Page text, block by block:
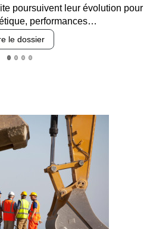
Entre circulation, sécurisation des